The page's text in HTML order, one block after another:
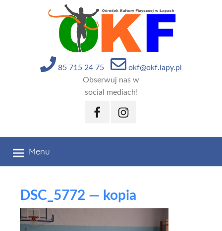
85 715 24 75
okf@okf.lapy.pl
Obserwuj nas w
social mediach!
FacebookInstagram
Menu
DSC_5772 — kopia